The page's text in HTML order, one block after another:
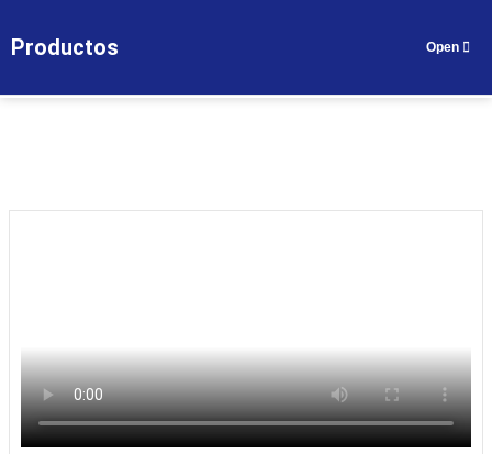
Casa>Productos
Productos